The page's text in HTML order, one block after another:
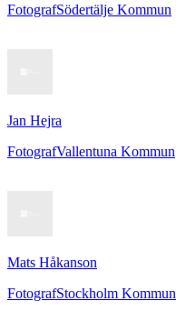
FotografSödertälje Kommun
Jan Hejra
FotografVallentuna Kommun
Mats Håkanson
FotografStockholm Kommun